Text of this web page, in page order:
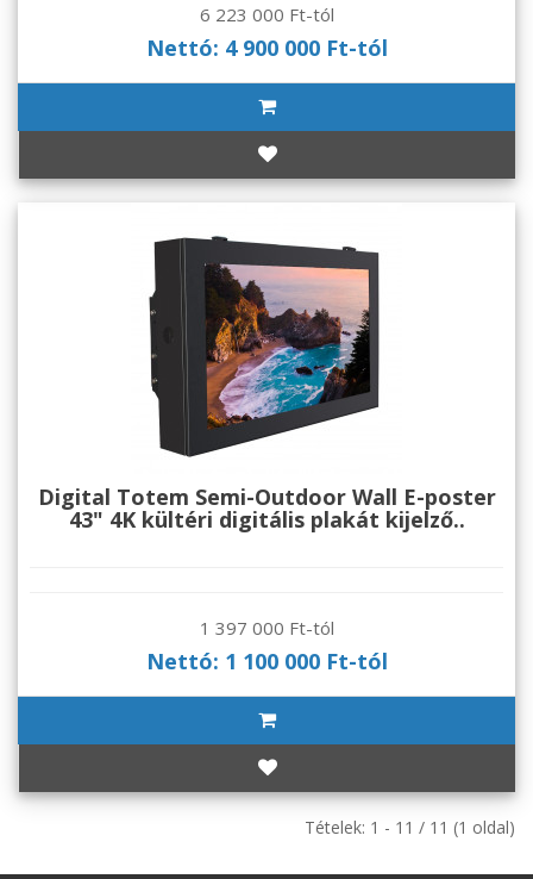
6 223 000 Ft-tól
Nettó: 4 900 000 Ft-tól
Digital Totem Semi-Outdoor Wall E-poster
43" 4K kültéri digitális plakát kijelző..
1 397 000 Ft-tól
Nettó: 1 100 000 Ft-tól
Tételek: 1 - 11 / 11 (1 oldal)